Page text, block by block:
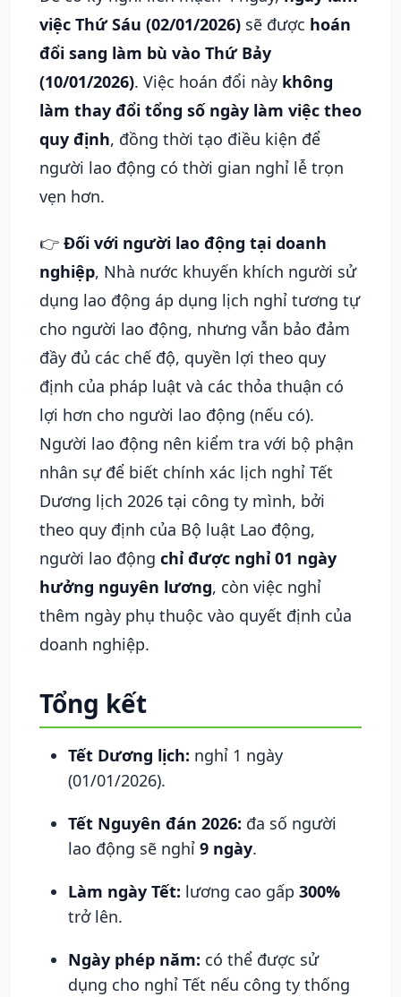
việc Thứ Sáu (02/01/2026) sẽ được hoán
đổi sang làm bù vào Thứ Bảy
(10/01/2026). Việc hoán đổi này không
làm thay đổi tổng số ngày làm việc theo
quy định, đồng thời tạo điều kiện để
người lao động có thời gian nghỉ lễ trọn
vẹn hơn.
👉 Đối với người lao động tại doanh
nghiệp, Nhà nước khuyến khích người sử
dụng lao động áp dụng lịch nghỉ tương tự
cho người lao động, nhưng vẫn bảo đảm
đầy đủ các chế độ, quyền lợi theo quy
định của pháp luật và các thỏa thuận có
lợi hơn cho người lao động (nếu có).
Người lao động nên kiểm tra với bộ phận
nhân sự để biết chính xác lịch nghỉ Tết
Dương lịch 2026 tại công ty mình, bởi
theo quy định của Bộ luật Lao động,
người lao động chỉ được nghỉ 01 ngày
hưởng nguyên lương, còn việc nghỉ
thêm ngày phụ thuộc vào quyết định của
doanh nghiệp.
Tổng kết
Tết Dương lịch: nghỉ 1 ngày
(01/01/2026).
Tết Nguyên đán 2026: đa số người
lao động sẽ nghỉ 9 ngày.
Làm ngày Tết: lương cao gấp 300%
trở lên.
Ngày phép năm: có thể được sử
dụng cho nghỉ Tết nếu công ty thống